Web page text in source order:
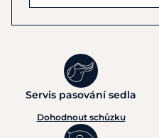
Servis pasování sedla
Dohodnout schůzku